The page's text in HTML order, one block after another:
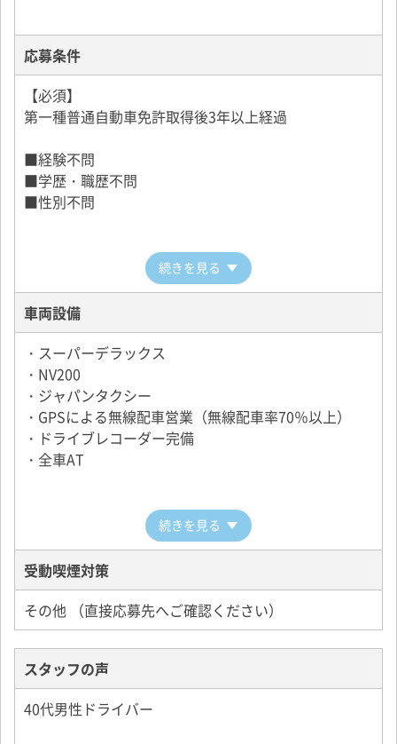
応募条件
【必須】
第一種普通自動車免許取得後3年以上経過
■経験不問
■学歴・職歴不問
■性別不問
続きを見る
車両設備
・スーパーデラックス
・NV200
・ジャパンタクシー
・GPSによる無線配車営業（無線配車率70％以上）
・ドライブレコーダー完備
・全車AT
続きを見る
受動喫煙対策
その他 （直接応募先へご確認ください）
スタッフの声
40代男性ドライバー